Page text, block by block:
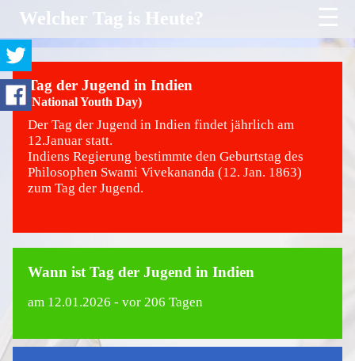
Welcher Tag is Heute? ☰
Tag der Jugend in Indien
(National Youth Day)
Der Tag der Jugend in Indien findet jährlich am
12.Januar statt.
Indiens Regierung bestimmte den Geburtstag des
Philosophen Swami Vivekananda (12. Jan. 1863)
zum Tag der Jugend.
Wann ist Tag der Jugend in Indien
am 12.01.2026 - vor 206 Tagen